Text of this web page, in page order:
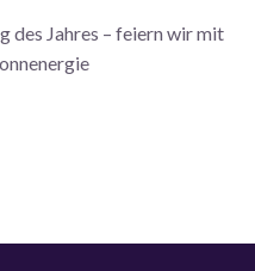
des Jahres – feiern wir mit